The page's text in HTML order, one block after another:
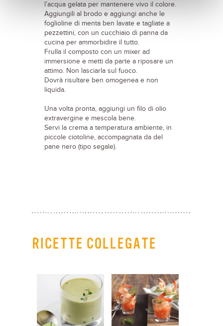
l’acqua gelata per mantenere vivo il colore.
Aggiungili al brodo e aggiungi anche le
foglioline di menta ben lavate e tagliate a
pezzettini, con un cucchiaio di panna da
cucina per ammorbidire il tutto.
Frulla il composto con un mixer ad
immersione e metti da parte a riposare un
attimo. Non lasciarla sul fuoco.
Dovrà risultare ben omogenea e non
liquida.
Una volta pronta, aggiungi un filo di olio
extravergine e mescola bene.
Servi la crema a temperatura ambiente, in
piccole ciotoline, accompagnata da del
pane nero (tipo segale).
RICETTE COLLEGATE